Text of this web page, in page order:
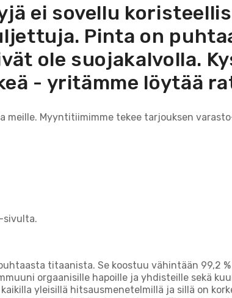
ei sovellu
Pinta on
ole suojakalvolla.
- yritämme löytää
Myyntitiimimme tekee tarjouksen
sivulta.
titaanista. Se koostuu vähintään 99,2
orgaanisille hapoille ja yhdisteille sekä
yleisillä hitsausmenetelmillä ja sillä on